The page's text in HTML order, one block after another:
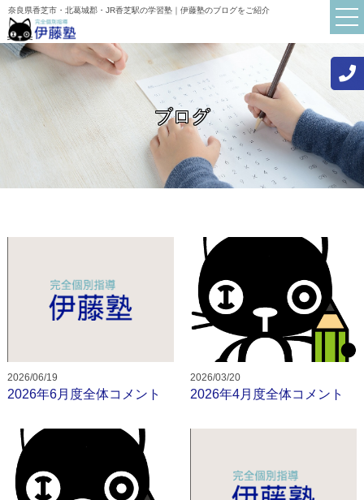
奈良県香芝市・北葛城郡・JR香芝駅の学習塾｜伊藤塾のブログをご紹介
伊藤塾について
よくある質問
お問い合わせ
香芝下田校
ブログ
2026/06/19
2026年6月度全体コメント
2026/03/20
2026年4月度全体コメント